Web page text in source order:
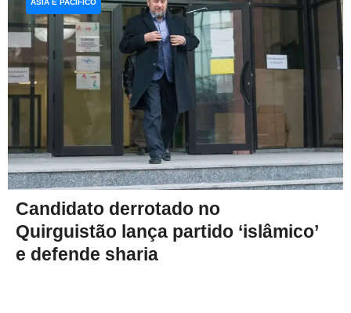
Candidato derrotado no
Quirguistão lança partido ‘islâmico’
e defende sharia
ÁSIA E PACÍFICO